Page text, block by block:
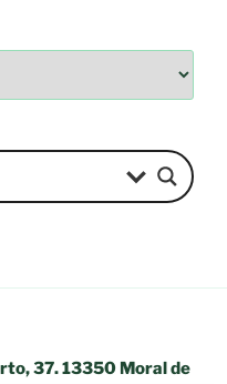
37. 13350 Moral de